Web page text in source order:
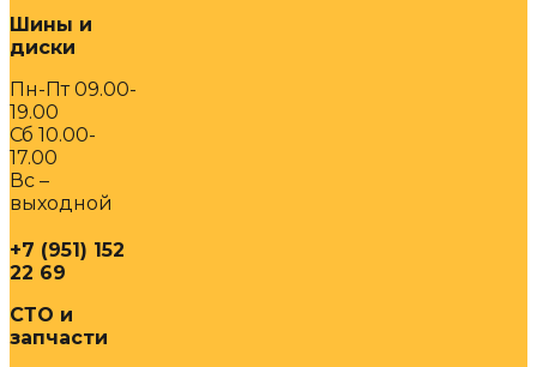
Шины и
диски
Пн-Пт 09.00-
19.00
Сб 10.00-
17.00
Вс –
выходной
+7 (951) 152
22 69
СТО и
запчасти